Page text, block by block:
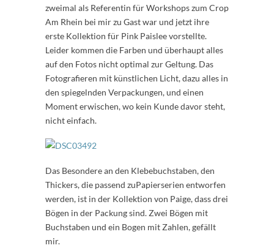
zweimal als Referentin für Workshops zum Crop
Am Rhein bei mir zu Gast war und jetzt ihre
erste Kollektion für Pink Paislee vorstellte.
Leider kommen die Farben und überhaupt alles
auf den Fotos nicht optimal zur Geltung. Das
Fotografieren mit künstlichen Licht, dazu alles in
den spiegelnden Verpackungen, und einen
Moment erwischen, wo kein Kunde davor steht,
nicht einfach.
Das Besondere an den Klebebuchstaben, den
Thickers, die passend zuPapierserien entworfen
werden, ist in der Kollektion von Paige, dass drei
Bögen in der Packung sind. Zwei Bögen mit
Buchstaben und ein Bogen mit Zahlen, gefällt
mir.